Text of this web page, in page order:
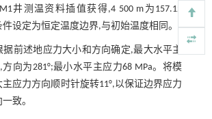
井测温资料插值获得,4 500 m为157.12
设定为恒定温度边界,与初始温度相同。
前述地应力大小和方向确定,最大水平主
方向为281°;最小水平主应力68 MPa。将模
应力方向顺时针旋转11°,以保证边界应力
致。